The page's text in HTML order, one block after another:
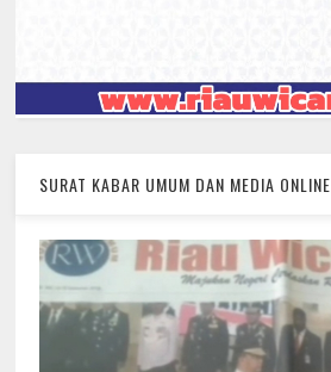
SURAT KABAR UMUM DAN MEDIA ONLINE